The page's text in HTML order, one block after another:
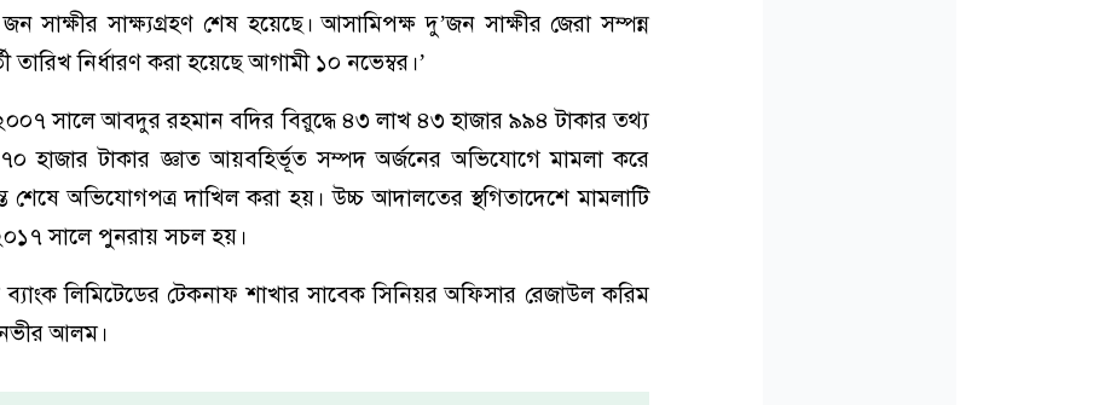
সাক্ষীর সাক্ষ্যগ্রহণ শেষ হয়েছে। আসামিপক্ষ দু’জন সাক্ষীর জেরা সম্পন্ন
তারিখ নির্ধারণ করা হয়েছে আগামী ১০ নভেম্বর।’
সালে আবদুর রহমান বদির বিরুদ্ধে ৪৩ লাখ ৪৩ হাজার ৯৯৪ টাকার তথ্য
হাজার টাকার জ্ঞাত আয়বহির্ভূত সম্পদ অর্জনের অভিযোগে মামলা করে
অভিযোগপত্র দাখিল করা হয়। উচ্চ আদালতের স্থগিতাদেশে মামলাটি
সালে পুনরায় সচল হয়।
ব্যাংক লিমিটেডের টেকনাফ শাখার সাবেক সিনিয়র অফিসার রেজাউল করিম
আলম।